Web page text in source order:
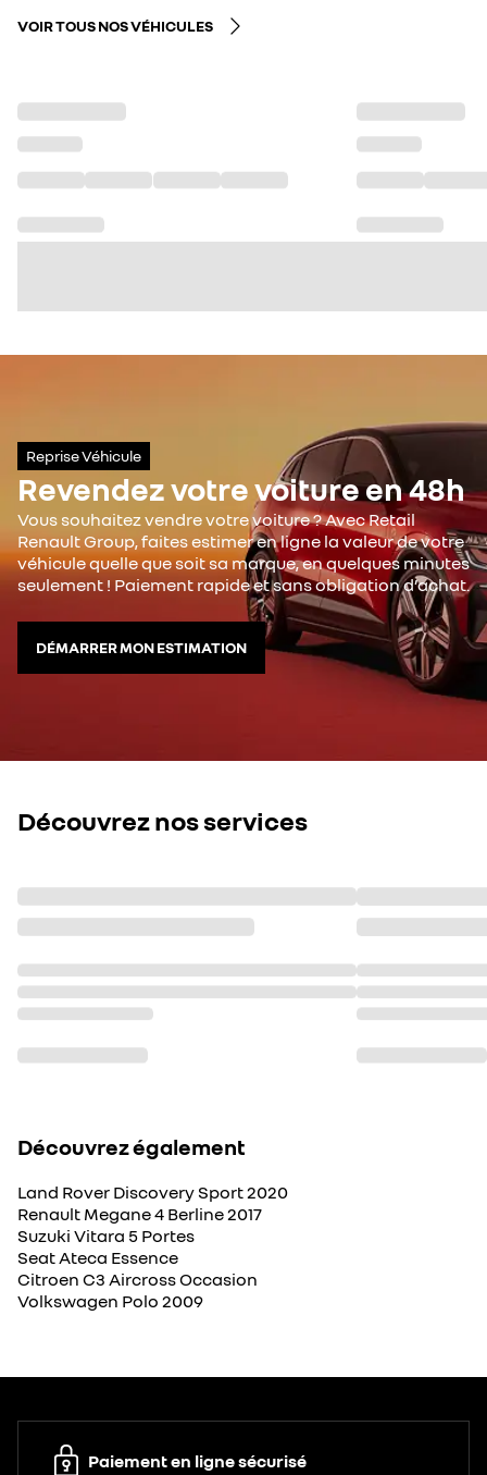
VOIR TOUS NOS VÉHICULES
Reprise Véhicule
Revendez votre voiture en 48h
Vous souhaitez vendre votre voiture ? Avec Retail
Renault Group, faites estimer en ligne la valeur de votre
véhicule quelle que soit sa marque, en quelques minutes
seulement ! Paiement rapide et sans obligation d’achat.
DÉMARRER MON ESTIMATION
Découvrez nos services
Découvrez également
Land Rover Discovery Sport 2020
Renault Megane 4 Berline 2017
Suzuki Vitara 5 Portes
Seat Ateca Essence
Citroen C3 Aircross Occasion
Volkswagen Polo 2009
Paiement en ligne sécurisé